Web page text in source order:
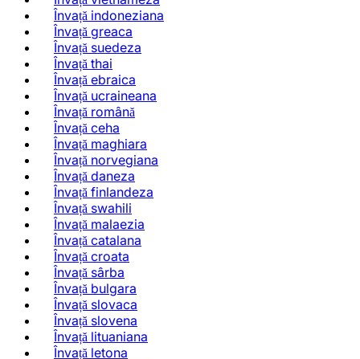
Învață indoneziana
Învață greaca
Învață suedeza
Învață thai
Învață ebraica
Învață ucraineana
Învață română
Învață ceha
Învață maghiara
Învață norvegiana
Învață daneza
Învață finlandeza
Învață swahili
Învață malaezia
Învață catalana
Învață croata
Învață sârba
Învață bulgara
Învață slovaca
Învață slovena
Învață lituaniana
Învață letona